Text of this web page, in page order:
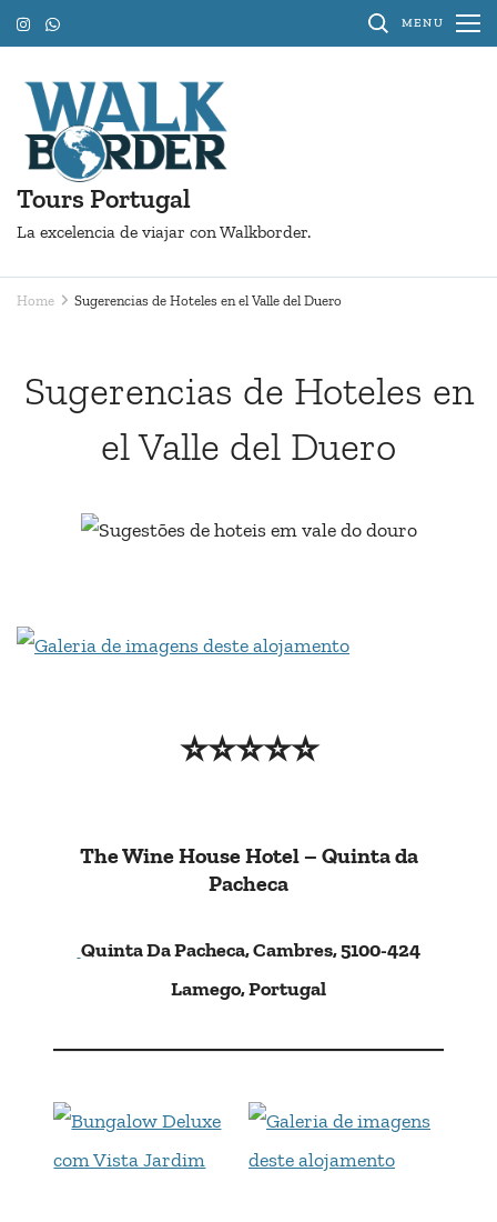
Skip
to
content
(Press
Enter)
MENU
Tours Portugal
La excelencia de viajar con Walkborder.
Home Sugerencias de Hoteles en el Valle del Duero
Sugerencias de Hoteles en
el Valle del Duero
⭐⭐⭐⭐⭐
The Wine House Hotel – Quinta da
Pacheca
Quinta Da Pacheca, Cambres, 5100-424
Lamego, Portugal